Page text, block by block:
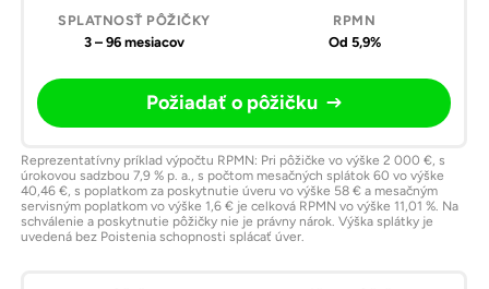
3 – 96 mesiacov Od 5,9%
Požiadať o pôžičku
Reprezentatívny príklad výpočtu RPMN: Pri pôžičke vo výške 2 000 €, s
úrokovou sadzbou 7,9 % p. a., s počtom mesačných splátok 60 vo výške
40,46 €, s poplatkom za poskytnutie úveru vo výške 58 € a mesačným
servisným poplatkom vo výške 1,6 € je celková RPMN vo výške 11,01 %. Na
schválenie a poskytnutie pôžičky nie je právny nárok. Výška splátky je
uvedená bez Poistenia schopnosti splácať úver.